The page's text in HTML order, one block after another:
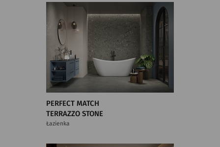
PERFECT MATCH
TERRAZZO STONE
Łazienka